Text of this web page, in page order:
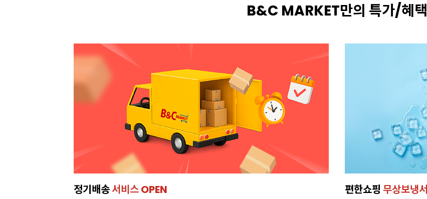
B&C MARKET만의 특가/혜택
정기배송서비스 OPEN 편한쇼핑 무상보냉